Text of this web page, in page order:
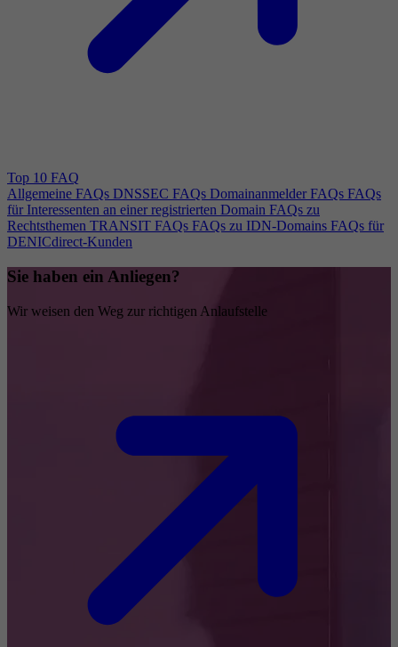
Top 10 FAQ
Allgemeine FAQs DNSSEC FAQs Domainanmelder FAQs FAQs
für Interessenten an einer registrierten Domain FAQs zu
Rechtsthemen TRANSIT FAQs FAQs zu IDN-Domains FAQs für
DENICdirect-Kunden
Sie haben ein Anliegen?
Wir weisen den Weg zur richtigen Anlaufstelle